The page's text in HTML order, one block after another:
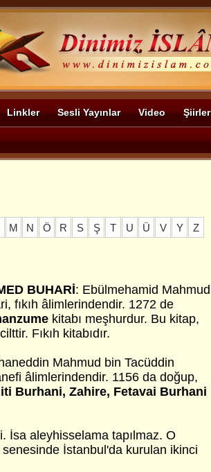
Linkler Sesli Yayınlar Video Şiirler
M N Ö R S Ş T U Ü V Y Z
BUHARİ: Ebülmehamid Mahmud
fıkıh âlimlerindendir. 1272 de
kitabı meşhurdur. Bu kitap,
Fıkıh kitabıdır.
Mahmud bin Tacüddin
âlimlerindendir. 1156 da doğup,
Burhani, Zahire, Fetavai Burhani
İsa aleyhisselama tapılmaz. O
İstanbul'da kurulan ikinci